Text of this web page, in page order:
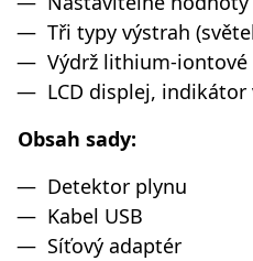
Tři typy výstrah
Výdrž lithium-iontové
LCD displej,
Obsah sady:
Detektor plynu
Kabel USB
Síťový adaptér